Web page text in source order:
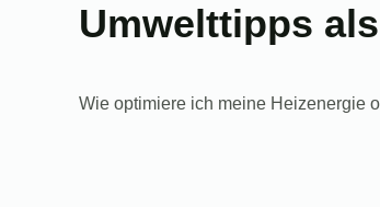
Umwelttipps
Wie optimiere ich meine Heizenergie